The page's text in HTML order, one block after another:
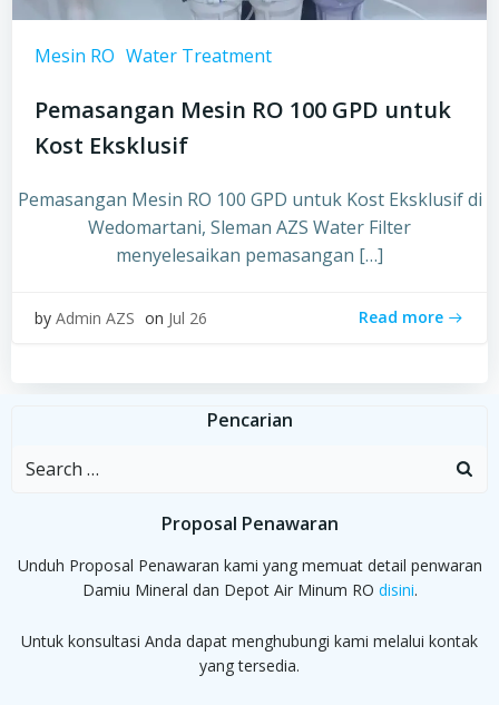
Mesin RO Water Treatment
Pemasangan Mesin RO 100 GPD untuk
Kost Eksklusif
Pemasangan Mesin RO 100 GPD untuk Kost Eksklusif di
Wedomartani, Sleman AZS Water Filter
menyelesaikan pemasangan […]
by Admin AZS on Jul 26 Read more
Pencarian
Search
Proposal Penawaran
Unduh Proposal Penawaran kami yang memuat detail penwaran
Damiu Mineral dan Depot Air Minum RO disini.
Untuk konsultasi Anda dapat menghubungi kami melalui kontak
yang tersedia.